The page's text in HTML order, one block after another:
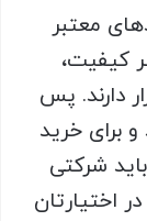
معتبر
کیفیت،
دارند. پس
برای خرید
شرکتی
اختیارتان